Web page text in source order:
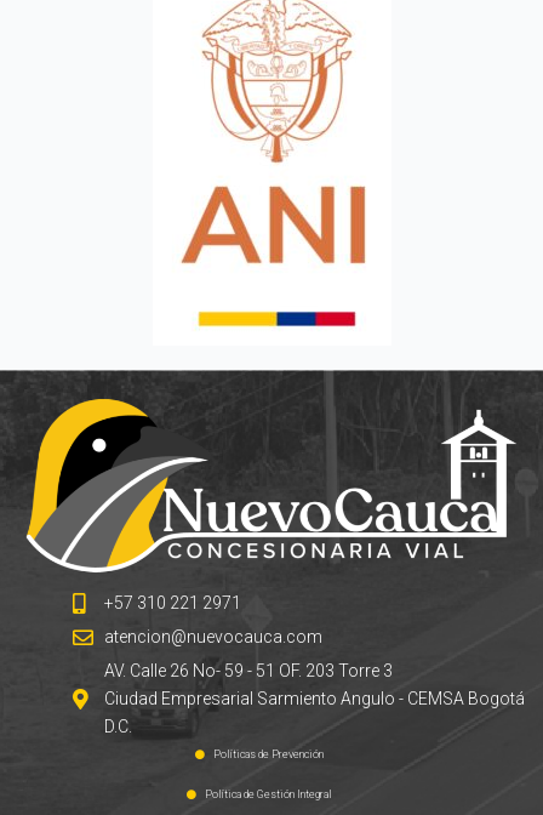
+57 310 221 2971
atencion@nuevocauca.com
AV. Calle 26 No- 59 - 51 OF. 203 Torre 3
Ciudad Empresarial Sarmiento Angulo - CEMSA Bogotá
D.C.
Políticas de Prevención
Política de Gestión Integral